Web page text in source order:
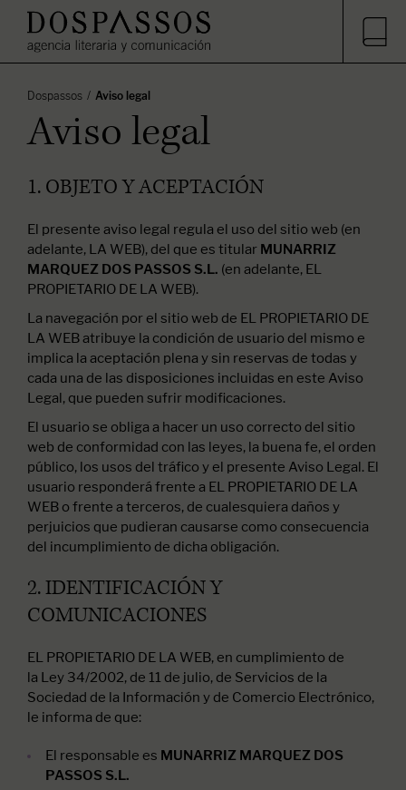
Aviso legal
Dospassos
Aviso legal
1. OBJETO Y ACEPTACIÓN
El presente aviso legal regula el uso del sitio web (en
adelante, LA WEB), del que es titular MUNARRIZ
MARQUEZ DOS PASSOS S.L. (en adelante, EL
PROPIETARIO DE LA WEB).
La navegación por el sitio web de EL PROPIETARIO DE
LA WEB atribuye la condición de usuario del mismo e
implica la aceptación plena y sin reservas de todas y
cada una de las disposiciones incluidas en este Aviso
Legal, que pueden sufrir modificaciones.
El usuario se obliga a hacer un uso correcto del sitio
web de conformidad con las leyes, la buena fe, el orden
público, los usos del tráfico y el presente Aviso Legal. El
usuario responderá frente a EL PROPIETARIO DE LA
WEB o frente a terceros, de cualesquiera daños y
perjuicios que pudieran causarse como consecuencia
del incumplimiento de dicha obligación.
2. IDENTIFICACIÓN Y
COMUNICACIONES
EL PROPIETARIO DE LA WEB, en cumplimiento de
la Ley 34/2002, de 11 de julio, de Servicios de la
Sociedad de la Información y de Comercio Electrónico,
le informa de que:
El responsable es MUNARRIZ MARQUEZ DOS
PASSOS S.L.